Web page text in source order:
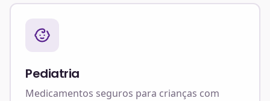
Pediatria
Medicamentos seguros para crianças com